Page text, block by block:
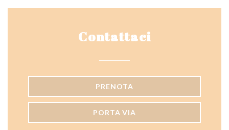
Contattaci
PRENOTA
PORTA VIA